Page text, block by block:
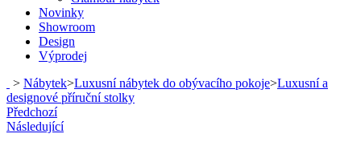
Novinky
Showroom
Design
Výprodej
> Nábytek>Luxusní nábytek do obývacího pokoje>Luxusní a
designové příruční stolky
Předchozí
Následující